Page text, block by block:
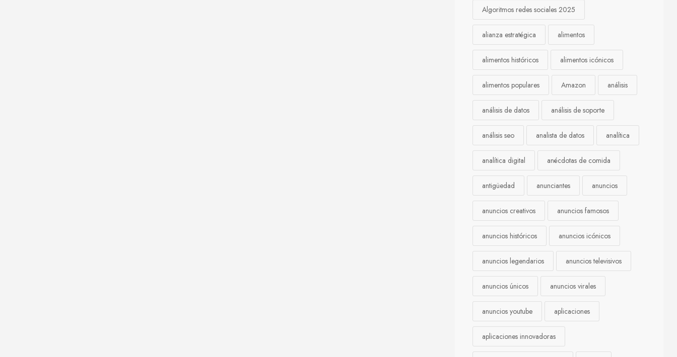
Algoritmos redes sociales 2025
alianza estratégica alimentos
alimentos históricos alimentos icónicos
alimentos populares Amazon análisis
análisis de datos análisis de soporte
análisis seo analista de datos analítica
analítica digital anécdotas de comida
antigüedad anunciantes anuncios
anuncios creativos anuncios famosos
anuncios históricos anuncios icónicos
anuncios legendarios anuncios televisivos
anuncios únicos anuncios virales
anuncios youtube aplicaciones
aplicaciones innovadoras